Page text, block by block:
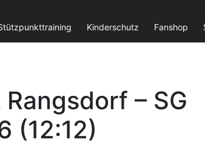
Kinderschutz Fanshop
– SG
(12:12)